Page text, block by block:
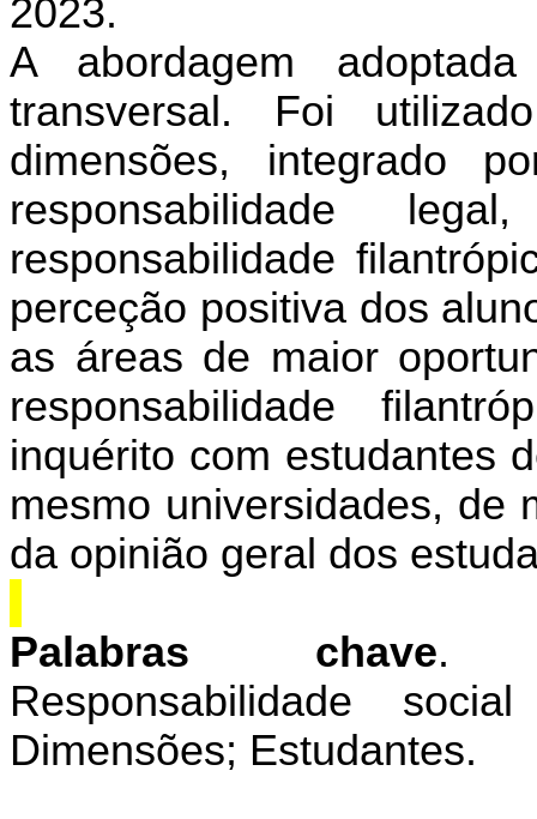
2023.
A abordagem
transversal. Foi
dimensões, integrado
responsabilidade
responsabilidade
perceção positiva dos
as áreas de maior
responsabilidade
inquérito com estudantes
mesmo universidades, de
da opinião geral dos
Palabras chave.
Responsabilidade
Dimensões; Estudantes.